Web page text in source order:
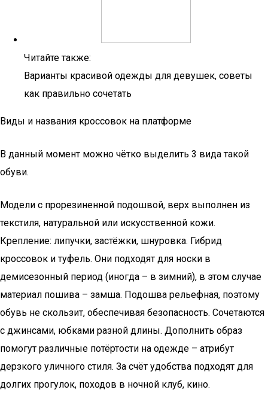
Читайте также:
Варианты красивой одежды для девушек, советы
как правильно сочетать
Виды и названия кроссовок на платформе
В данный момент можно чётко выделить 3 вида такой
обуви.
Модели с прорезиненной подошвой, верх выполнен из
текстиля, натуральной или искусственной кожи.
Крепление: липучки, застёжки, шнуровка. Гибрид
кроссовок и туфель. Они подходят для носки в
демисезонный период (иногда – в зимний), в этом случае
материал пошива – замша. Подошва рельефная, поэтому
обувь не скользит, обеспечивая безопасность. Сочетаются
с джинсами, юбками разной длины. Дополнить образ
помогут различные потёртости на одежде – атрибут
дерзкого уличного стиля. За счёт удобства подходят для
долгих прогулок, походов в ночной клуб, кино.